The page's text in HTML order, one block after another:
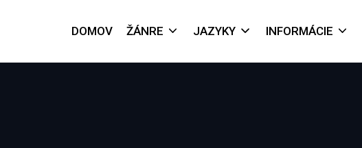
DOMOV ŽÁNRE JAZYKY INFORMÁCIE